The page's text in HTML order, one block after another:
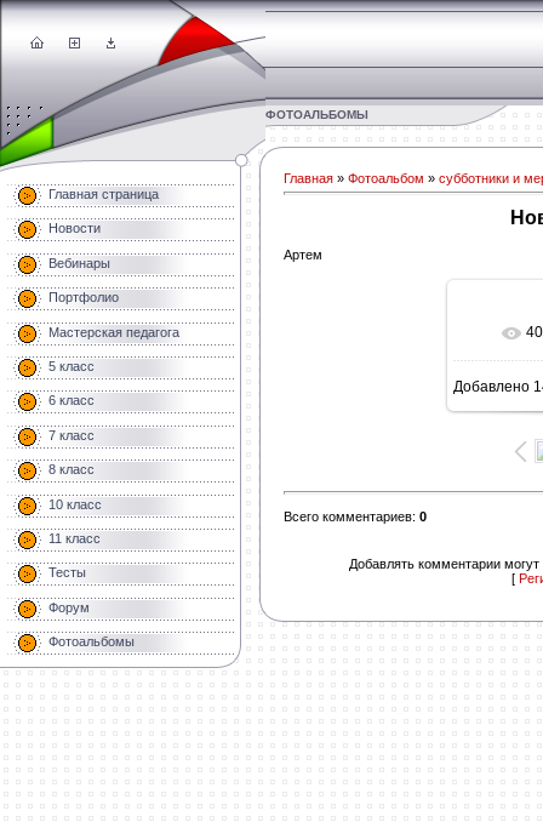
ФОТОАЛЬБОМЫ
Главная страница
Новости
Вебинары
Портфолио
Мастерская педагога
5 класс
6 класс
7 класс
8 класс
10 класс
11 класс
Тесты
Форум
Фотоальбомы
Главная » Фотоальбом » субботники и
Артем
В
Добавлено
Всего комментариев: 0
Добавлять комментарии могут
[